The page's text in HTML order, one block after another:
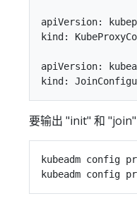
apiVersion:
kind:
apiVersion:
要输出 "init" 和 "join"
kubeadm